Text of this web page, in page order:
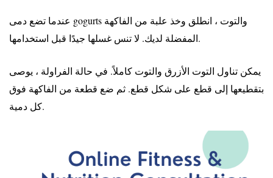
عندما تضع دمى gogurts والتوت ، انطلق وخذ علبة من الفاكهة
المفضلة لديك. لا تنس غسلها جيدًا قبل استخدامها.
يمكن تناول التوت الأزرق والتوت كاملاً. في حالة الفراولة ، يوصى
بتقطيعها إلى قطع على شكل قطع. ثم ضع قطعة من الفاكهة فوق
كل دمية.